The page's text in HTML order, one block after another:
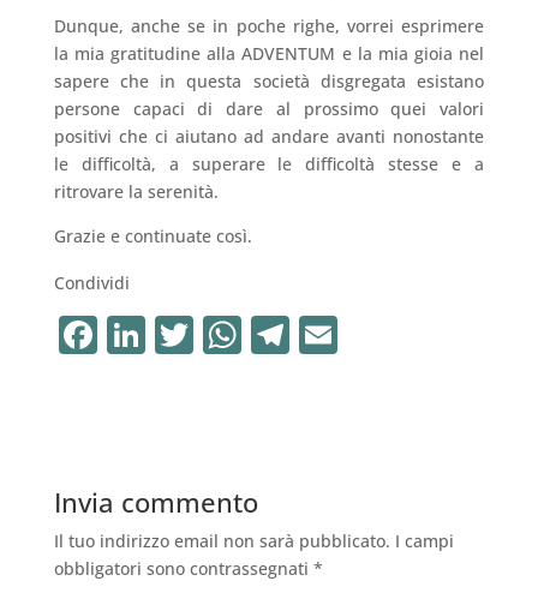
Dunque, anche se in poche righe, vorrei esprimere
la mia gratitudine alla ADVENTUM e la mia gioia nel
sapere che in questa società disgregata esistano
persone capaci di dare al prossimo quei valori
positivi che ci aiutano ad andare avanti nonostante
le difficoltà, a superare le difficoltà stesse e a
ritrovare la serenità.
Grazie e continuate così.
Condividi
F
b
o
o
Li
dI
n
T
r
W
A
p
p
T
m
E
Invia commento
Il tuo indirizzo email non sarà pubblicato. I campi
obbligatori sono contrassegnati *